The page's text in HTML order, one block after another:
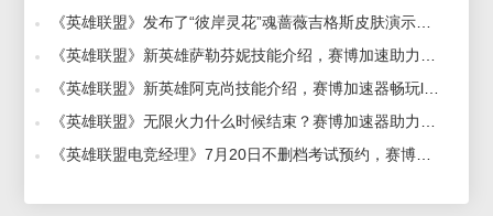
《英雄联盟》发布了“彼岸灵花”魂蔷薇吉格斯皮肤演示，赛博加速器助力你流畅游玩这款电竞剧 2023-09-18
《英雄联盟》新英雄萨勒芬妮技能介绍，赛博加速助力畅玩！ 2020-10-13
《英雄联盟》新英雄阿克尚技能介绍，赛博加速器畅玩lol全区服 2021-07-09
《英雄联盟》无限火力什么时候结束？赛博加速器助力海外回国畅玩 2022-10-17
《英雄联盟电竞经理》7月20日不删档考试预约，赛博加速器助力海外回国畅玩 2022-07-06